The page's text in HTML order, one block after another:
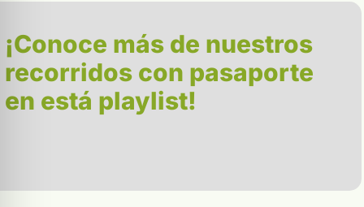
¡Conoce más de nuestros
recorridos con pasaporte
en está playlist!